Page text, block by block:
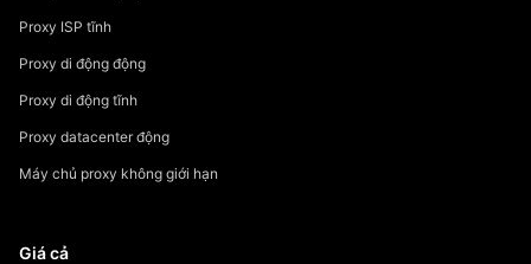
Proxy ISP tĩnh
Proxy di động động
Proxy di động tĩnh
Proxy datacenter động
Máy chủ proxy không giới hạn
Giá cả